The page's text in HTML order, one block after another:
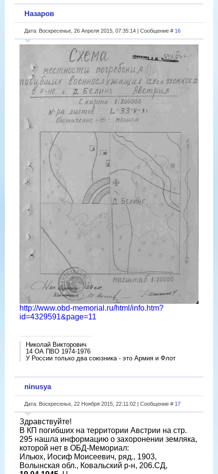
Назаров
Дата: Воскресенье, 26 Апреля 2015, 07:35:14 | Сообщение # 16
http://www.obd-memorial.ru/html/info.htm?
id=4329591&page=11
Николай Викторович
14 ОА ПВО 1974-1976
У России только два союзника - это Армия и Флот
ninusya
Дата: Воскресенье, 22 Ноября 2015, 22:11:02 | Сообщение # 17
Здравствуйте!
В КП погибших на территории Австрии на стр.
295 нашла информацию о захоронении земляка,
которой нет в ОБД-Мемориал:
Ильюх, Иосиф Моисеевич, ряд., 1903,
Волынская обл., Ковальский р-н, 206.СД,